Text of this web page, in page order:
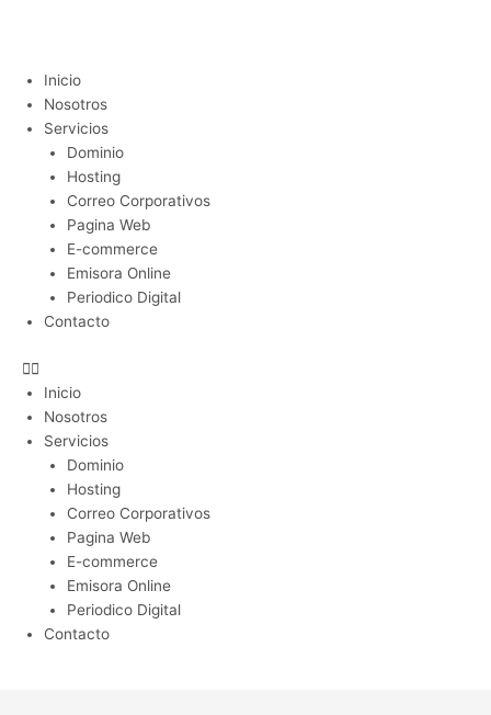
Inicio
Nosotros
Servicios
Dominio
Hosting
Correo Corporativos
Pagina Web
E-commerce
Emisora Online
Periodico Digital
Contacto
Menu
Inicio
Nosotros
Servicios
Dominio
Hosting
Correo Corporativos
Pagina Web
E-commerce
Emisora Online
Periodico Digital
Contacto